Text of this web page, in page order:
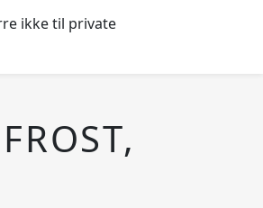
ikke til private